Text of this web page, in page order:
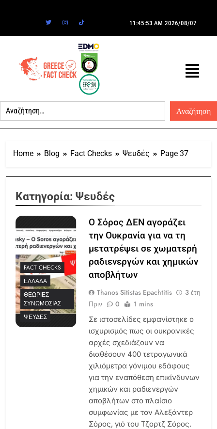
11:45:53 AM 2026/08/07
Home Blog Fact Checks Ψευδές Page 37
Κατηγορία: Ψευδές
FACT CHECKS
ΕΛΛΆΔΑ
ΘΕΩΡΊΕΣ
ΣΥΝΩΜΟΣΊΑΣ
ΨΕΥΔΈΣ
Ο Σόρος ΔΕΝ αγοράζει
την Ουκρανία για να τη
μετατρέψει σε χωματερή
ραδιενεργών και χημικών
αποβλήτων
Thanos Sitistas Epachtitis
3 έτη
Πριν
0 1 mins
Σε ιστοσελίδες εμφανίστηκε ο
ισχυρισμός πως οι ουκρανικές
αρχές σχεδιάζουν να
διαθέσουν 400 τετραγωνικά
χιλιόμετρα γόνιμου εδάφους
για την εναπόθεση επικίνδυνων
χημικών και ραδιενεργών
αποβλήτων στο πλαίσιο
συμφωνίας με τον Αλεξάντερ
Σόρος, γιό του Τζορτζ Σόρος.